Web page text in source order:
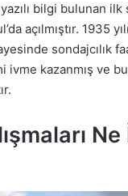
bilgi bulunan ilk
açılmıştır. 1935
sondajcılık
ivme kazanmış ve
Ne